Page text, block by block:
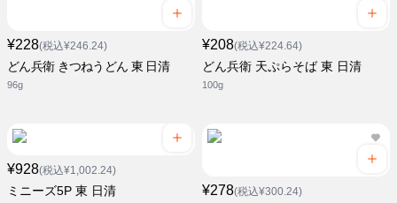
¥228(税込¥246.24)
どん兵衛 きつねうどん 東 日清
96g
¥208(税込¥224.64)
どん兵衛 天ぷらそば 東 日清
100g
¥928(税込¥1,002.24)
ミニーズ5P 東 日清 ¥278(税込¥300.24)